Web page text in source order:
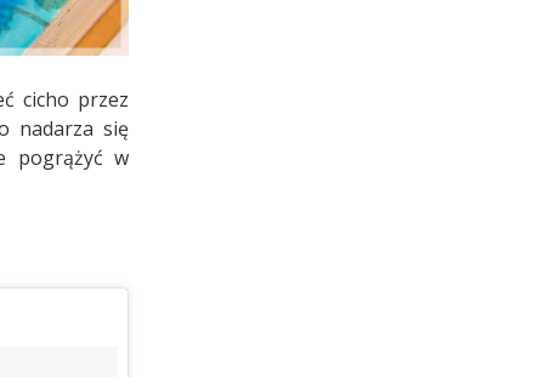
cicho przez
nadarza się
pogrążyć w